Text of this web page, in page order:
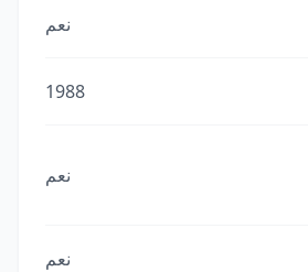
نعم
1988
نعم
نعم